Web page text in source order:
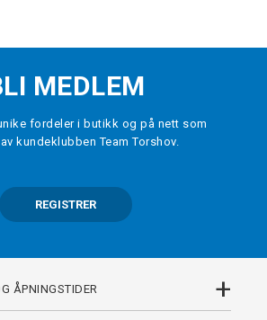
MEDLEM
fordeler i butikk og på nett som
kundeklubben Team Torshov.
REGISTRER
ÅPNINGSTIDER
+